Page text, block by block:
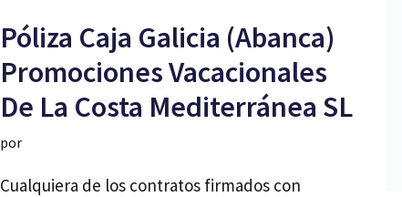
Póliza Caja Galicia (Abanca)
Promociones Vacacionales
De La Costa Mediterránea SL
por
Cualquiera de los contratos firmados con